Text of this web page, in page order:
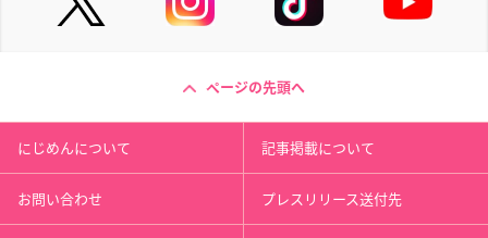
ページの先頭へ
にじめんについて 記事掲載について
お問い合わせ プレスリリース送付先